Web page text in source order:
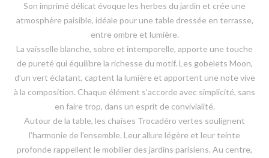
Son imprimé délicat évoque les herbes du jardin et crée une
atmosphère paisible, idéale pour une table dressée en terrasse,
entre ombre et lumière.
La vaisselle blanche, sobre et intemporelle, apporte une touche
de pureté qui équilibre la richesse du motif. Les gobelets Moon,
d’un vert éclatant, captent la lumière et apportent une note vive
à la composition. Chaque élément s’accorde avec simplicité, sans
en faire trop, dans un esprit de convivialité.
Autour de la table, les chaises Trocadéro vertes soulignent
l’harmonie de l’ensemble. Leur allure légère et leur teinte
profonde rappellent le mobilier des jardins parisiens. Au centre,